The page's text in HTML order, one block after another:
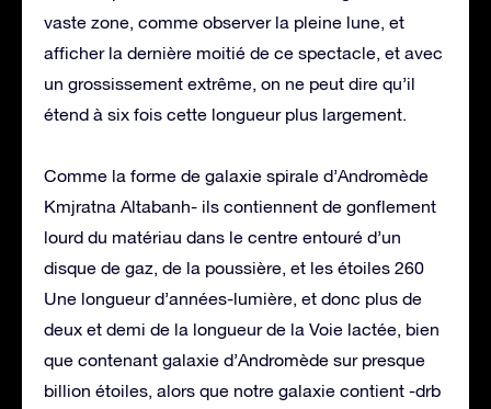
vaste zone, comme observer la pleine lune, et
afficher la dernière moitié de ce spectacle, et avec
un grossissement extrême, on ne peut dire qu’il
étend à six fois cette longueur plus largement.
Comme la forme de galaxie spirale d’Andromède
Kmjratna Altabanh- ils contiennent de gonflement
lourd du matériau dans le centre entouré d’un
disque de gaz, de la poussière, et les étoiles 260
Une longueur d’années-lumière, et donc plus de
deux et demi de la longueur de la Voie lactée, bien
que contenant galaxie d’Andromède sur presque
billion étoiles, alors que notre galaxie contient -drb